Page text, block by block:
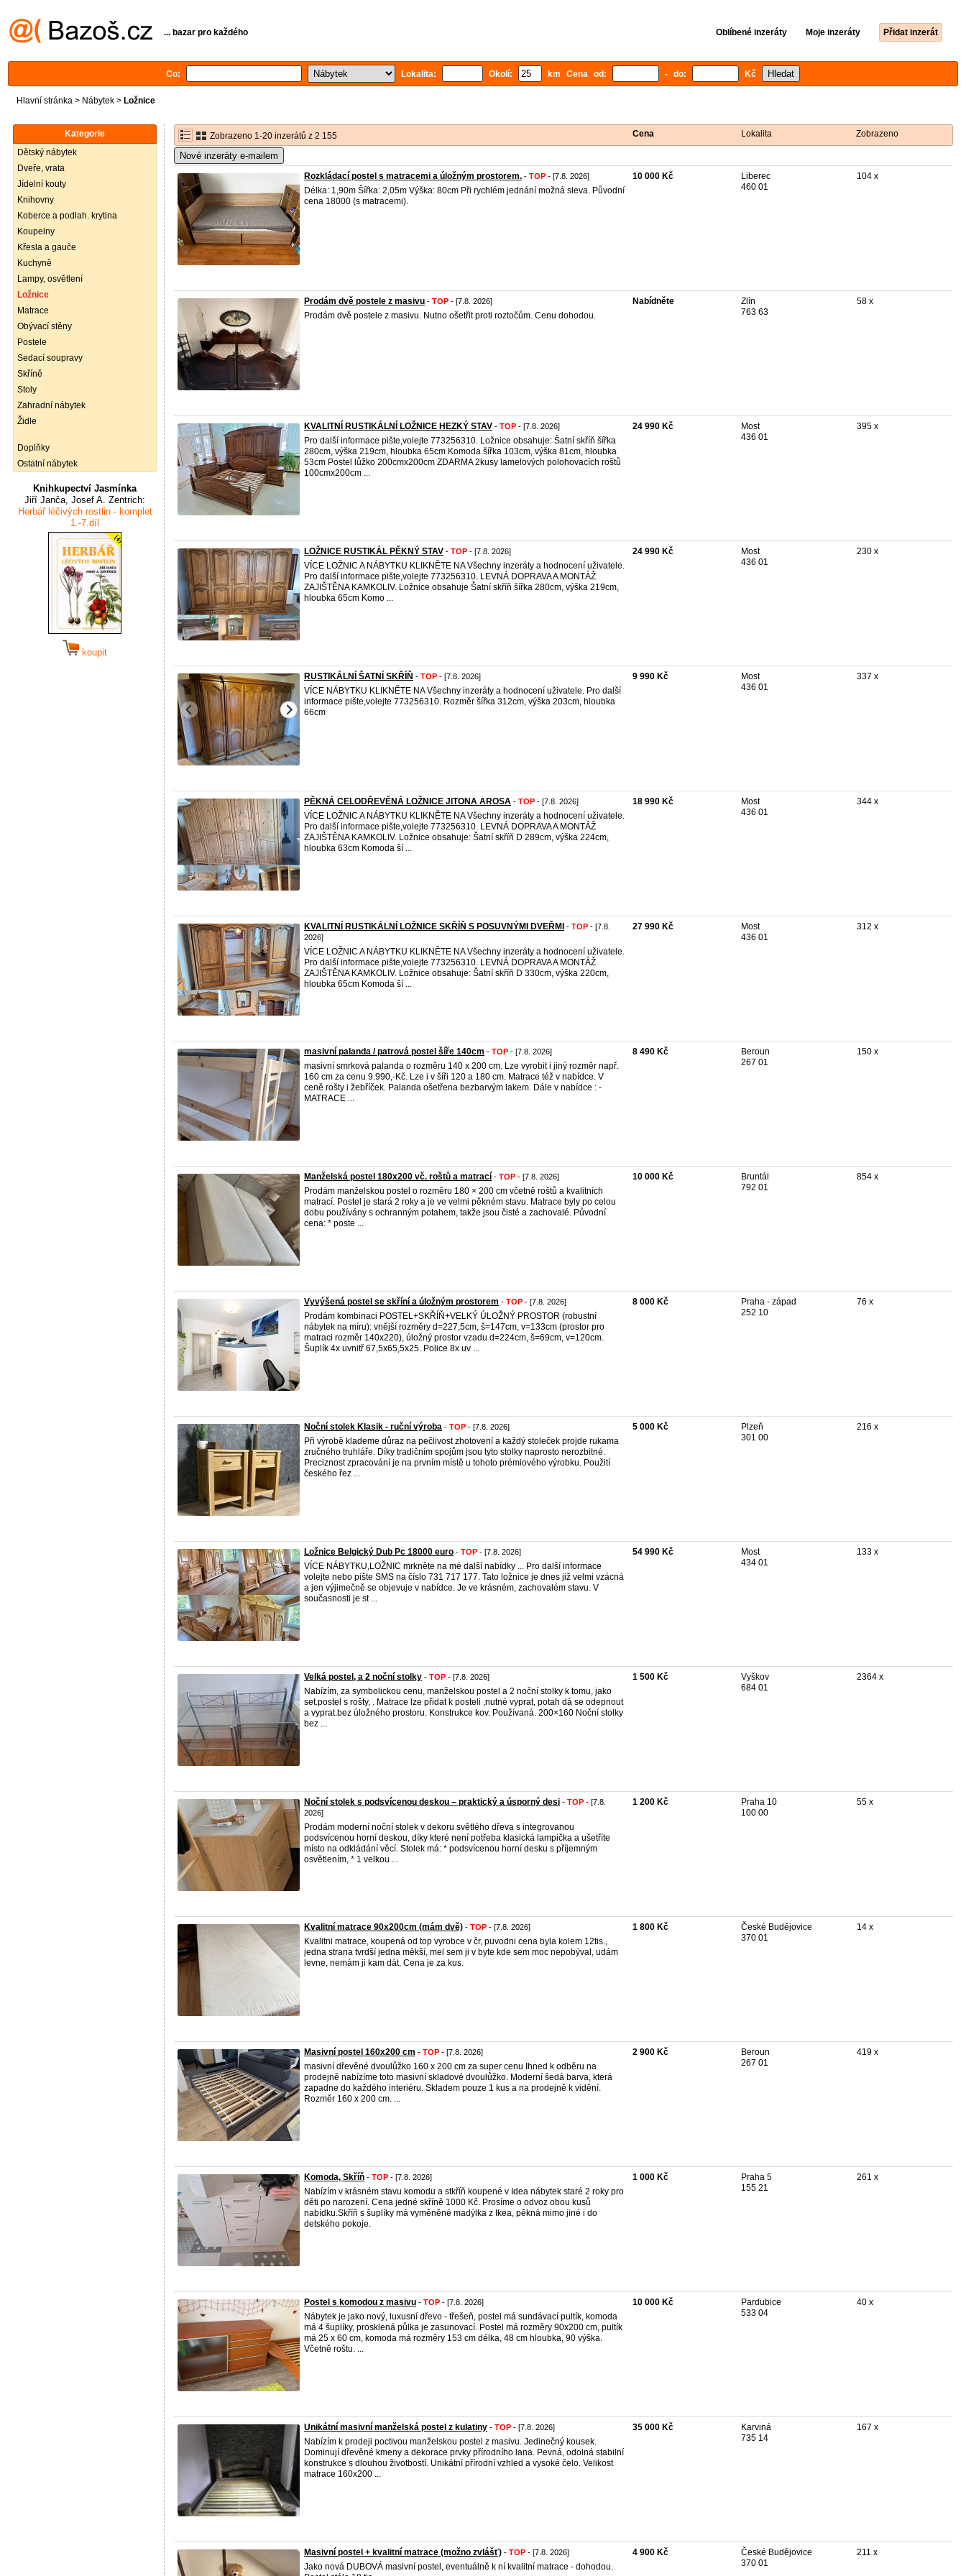
... bazar pro každého Oblíbené inzeráty Moje inzeráty Přidat inzerát
Co: Lokalita: Okolí: km Cena od: - do: Kč
Hlavní stránka > Nábytek > Ložnice
Kategorie
Dětský nábytek
Dveře, vrata
Jídelní kouty
Knihovny
Koberce a podlah. krytina
Koupelny
Křesla a gauče
Kuchyně
Lampy, osvětlení
Ložnice
Matrace
Obývací stěny
Postele
Sedací soupravy
Skříně
Stoly
Zahradní nábytek
Židle
Doplňky
Ostatní nábytek
Knihkupectví Jasmínka
Jiří Janča, Josef A. Zentrich:
Herbář léčivých rostlin - komplet
1.-7.díl
koupit
Zobrazeno 1-20 inzerátů z 2 155 Cena Lokalita Zobrazeno
Nové inzeráty e-mailem
Rozkládací postel s matracemi a úložným prostorem. - TOP - [7.8. 2026]
Délka: 1,90m Šířka: 2,05m Výška: 80cm Při rychlém jednání možná sleva. Původní
cena 18000 (s matracemi).
10 000 Kč
Liberec
460 01
104 x
Prodám dvě postele z masivu - TOP - [7.8. 2026]
Prodám dvě postele z masivu. Nutno ošetřit proti roztočům. Cenu dohodou.
Nabídněte
Zlín
763 63
58 x
KVALITNÍ RUSTIKÁLNÍ LOŽNICE HEZKÝ STAV - TOP - [7.8. 2026]
Pro další informace pište,volejte 773256310. Ložnice obsahuje: Šatní skříň šířka
280cm, výška 219cm, hloubka 65cm Komoda šířka 103cm, výška 81cm, hloubka
53cm Postel lůžko 200cmx200cm ZDARMA 2kusy lamelových polohovacích roštů
100cmx200cm ...
24 990 Kč
Most
436 01
395 x
LOŽNICE RUSTIKÁL PĚKNÝ STAV - TOP - [7.8. 2026]
VÍCE LOŽNIC A NÁBYTKU KLIKNĚTE NA Všechny inzeráty a hodnocení uživatele.
Pro další informace pište,volejte 773256310. LEVNÁ DOPRAVA A MONTÁŽ
ZAJIŠTĚNA KAMKOLIV. Ložnice obsahuje Šatní skříň šířka 280cm, výška 219cm,
hloubka 65cm Komo ...
24 990 Kč
Most
436 01
230 x
RUSTIKÁLNÍ ŠATNÍ SKŘÍŇ - TOP - [7.8. 2026]
VÍCE NÁBYTKU KLIKNĚTE NA Všechny inzeráty a hodnocení uživatele. Pro další
informace pište,volejte 773256310. Rozměr šířka 312cm, výška 203cm, hloubka
66cm
9 990 Kč
Most
436 01
337 x
PĚKNÁ CELODŘEVĚNÁ LOŽNICE JITONA AROSA - TOP - [7.8. 2026]
VÍCE LOŽNIC A NÁBYTKU KLIKNĚTE NA Všechny inzeráty a hodnocení uživatele.
Pro další informace pište,volejte 773256310. LEVNÁ DOPRAVA A MONTÁŽ
ZAJIŠTĚNA KAMKOLIV. Ložnice obsahuje: Šatní skříň D 289cm, výška 224cm,
hloubka 63cm Komoda ší ...
18 990 Kč
Most
436 01
344 x
KVALITNÍ RUSTIKÁLNÍ LOŽNICE SKŘÍŇ S POSUVNÝMI DVEŘMI - TOP - [7.8.
2026]
VÍCE LOŽNIC A NÁBYTKU KLIKNĚTE NA Všechny inzeráty a hodnocení uživatele.
Pro další informace pište,volejte 773256310. LEVNÁ DOPRAVA A MONTÁŽ
ZAJIŠTĚNA KAMKOLIV. Ložnice obsahuje: Šatní skříň D 330cm, výška 220cm,
hloubka 65cm Komoda ší ...
27 990 Kč
Most
436 01
312 x
masivní palanda / patrová postel šíře 140cm - TOP - [7.8. 2026]
masivní smrková palanda o rozměru 140 x 200 cm. Lze vyrobit i jiný rozměr např.
160 cm za cenu 9.990,-Kč. Lze i v šíři 120 a 180 cm. Matrace též v nabídce. V
ceně rošty i žebříček. Palanda ošetřena bezbarvým lakem. Dále v nabídce : -
MATRACE ...
8 490 Kč
Beroun
267 01
150 x
Manželská postel 180x200 vč. roštů a matrací - TOP - [7.8. 2026]
Prodám manželskou postel o rozměru 180 × 200 cm včetně roštů a kvalitních
matrací. Postel je stará 2 roky a je ve velmi pěkném stavu. Matrace byly po celou
dobu používány s ochranným potahem, takže jsou čisté a zachovalé. Původní
cena: * poste ...
10 000 Kč
Bruntál
792 01
854 x
Vyvýšená postel se skříní a úložným prostorem - TOP - [7.8. 2026]
Prodám kombinaci POSTEL+SKŘÍŇ+VELKÝ ÚLOŽNÝ PROSTOR (robustní
nábytek na míru): vnější rozměry d=227,5cm, š=147cm, v=133cm (prostor pro
matraci rozměr 140x220), úložný prostor vzadu d=224cm, š=69cm, v=120cm.
Šuplík 4x uvnitř 67,5x65,5x25. Police 8x uv ...
8 000 Kč
Praha - západ
252 10
76 x
Noční stolek Klasik - ruční výroba - TOP - [7.8. 2026]
Při výrobě klademe důraz na pečlivost zhotovení a každý stoleček projde rukama
zručného truhláře. Díky tradičním spojům jsou tyto stolky naprosto nerozbitné.
Preciznost zpracování je na prvním místě u tohoto prémiového výrobku. Použití
českého řez ...
5 000 Kč
Plzeň
301 00
216 x
Ložnice Belgický Dub Pc 18000 euro - TOP - [7.8. 2026]
VÍCE NÁBYTKU,LOŽNIC mrkněte na mé další nabídky ... Pro další informace
volejte nebo pište SMS na číslo 731 717 177. Tato ložnice je dnes již velmi vzácná
a jen výjimečně se objevuje v nabídce. Je ve krásném, zachovalém stavu. V
současnosti je st ...
54 990 Kč
Most
434 01
133 x
Velká postel, a 2 noční stolky - TOP - [7.8. 2026]
Nabízím, za symbolickou cenu, manželskou postel a 2 noční stolky k tomu, jako
set.postel s rošty, . Matrace lze přidat k posteli ,nutné vyprat, potah dá se odepnout
a vyprat.bez úložného prostoru. Konstrukce kov. Používaná. 200×160 Noční stolky
bez ...
1 500 Kč
Vyškov
684 01
2364 x
Noční stolek s podsvícenou deskou – praktický a úsporný desi - TOP - [7.8.
2026]
Prodám moderní noční stolek v dekoru světlého dřeva s integrovanou
podsvícenou horní deskou, díky které není potřeba klasická lampička a ušetříte
místo na odkládání věcí. Stolek má: * podsvícenou horní desku s příjemným
osvětlením, * 1 velkou ...
1 200 Kč
Praha 10
100 00
55 x
Kvalitní matrace 90x200cm (mám dvě) - TOP - [7.8. 2026]
Kvalitni matrace, koupená od top vyrobce v čr, puvodni cena byla kolem 12tis.,
jedna strana tvrdší jedna měkší, mel sem ji v byte kde sem moc nepobýval, udám
levne, nemám ji kam dát. Cena je za kus.
1 800 Kč
České Budějovice
370 01
14 x
Masivní postel 160x200 cm - TOP - [7.8. 2026]
masivní dřevěné dvoulůžko 160 x 200 cm za super cenu Ihned k odběru na
prodejně nabízíme toto masivní skladové dvoulůžko. Moderní šedá barva, která
zapadne do každého interiéru. Skladem pouze 1 kus a na prodejně k vidění.
Rozměr 160 x 200 cm. ...
2 900 Kč
Beroun
267 01
419 x
Komoda, Skříň - TOP - [7.8. 2026]
Nabízím v krásném stavu komodu a stkříň koupené v Idea nábytek staré 2 roky pro
děti po narození. Cena jedné skříně 1000 Kč. Prosíme o odvoz obou kusů
nabídku.Skříň s šuplíky má vyměněné madýlka z Ikea, pěkná mimo jiné i do
detského pokoje.
1 000 Kč
Praha 5
155 21
261 x
Postel s komodou z masivu - TOP - [7.8. 2026]
Nábytek je jako nový, luxusní dřevo - třešeň, postel má sundávací pultík, komoda
má 4 šuplíky, prosklená půlka je zasunovací. Postel má rozměry 90x200 cm, pultík
má 25 x 60 cm, komoda má rozměry 153 cm délka, 48 cm hloubka, 90 výška.
Včetně roštu. ...
10 000 Kč
Pardubice
533 04
40 x
Unikátní masivní manželská postel z kulatiny - TOP - [7.8. 2026]
Nabízím k prodeji poctivou manželskou postel z masivu. Jedinečný kousek.
Dominují dřevěné kmeny a dekorace prvky přírodního lana. Pevná, odolná stabilní
konstrukce s dlouhou životbostí. Unikátní přírodní vzhled a vysoké čelo. Velikost
matrace 160x200 ...
35 000 Kč
Karviná
735 14
167 x
Masivní postel + kvalitní matrace (možno zvlášť) - TOP - [7.8. 2026]
Jako nová DUBOVÁ masivní postel, eventuálně k ní kvalitní matrace - dohodou.
4 900 Kč
České Budějovice
370 01
211 x